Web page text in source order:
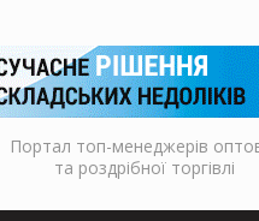
Портал топ-менеджерів
та роздрібної торгівлі